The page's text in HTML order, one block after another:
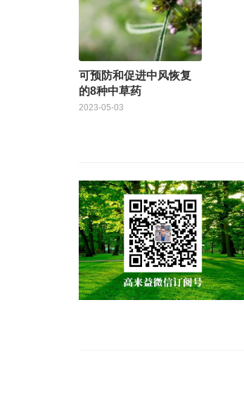
可预防和促进中风恢复
的8种中草药
2023-05-03